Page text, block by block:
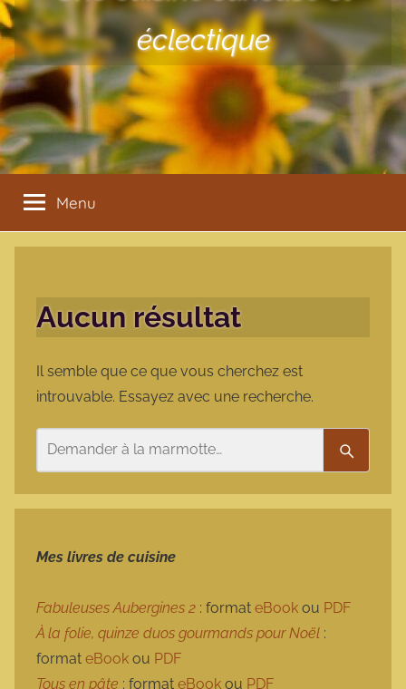
éclectique
Menu
Aucun résultat
Il semble que ce que vous cherchez est
introuvable. Essayez avec une recherche.
Mes livres de cuisine
Fabuleuses Aubergines 2 : format eBook ou PDF
À la folie, quinze duos gourmands pour Noël :
format eBook ou PDF
Tous en pâte : format eBook ou PDF